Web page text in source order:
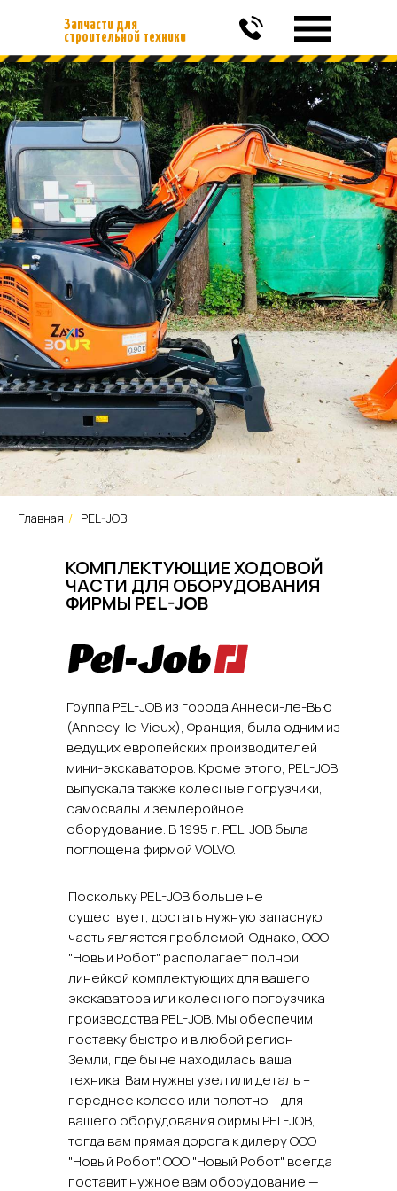
Запчасти для
строительной техники
Главная / PEL-JOB
КОМПЛЕКТУЮЩИЕ ХОДОВОЙ
ЧАСТИ ДЛЯ ОБОРУДОВАНИЯ
ФИРМЫ PEL-JOB
Группа PEL-JOB из города Аннеси-ле-Вью
(Annecy-le-Vieux), Франция, была одним из
ведущих европейских производителей
мини-экскаваторов. Кроме этого, PEL-JOB
выпускала также колесные погрузчики,
самосвалы и землеройное
оборудование. В 1995 г. PEL-JOB была
поглощена фирмой VOLVO.
Поскольку PEL-JOB больше не
существует, достать нужную запасную
часть является проблемой. Однако, ООО
"Новый Робот" располагает полной
линейкой комплектующих для вашего
экскаватора или колесного погрузчика
производства PEL-JOB. Мы обеспечим
поставку быстро и в любой регион
Земли, где бы не находилась ваша
техника. Вам нужны узел или деталь –
переднее колесо или полотно – для
вашего оборудования фирмы PEL-JOB,
тогда вам прямая дорога к дилеру ООО
"Новый Робот". ООО "Новый Робот" всегда
поставит нужное вам оборудование —